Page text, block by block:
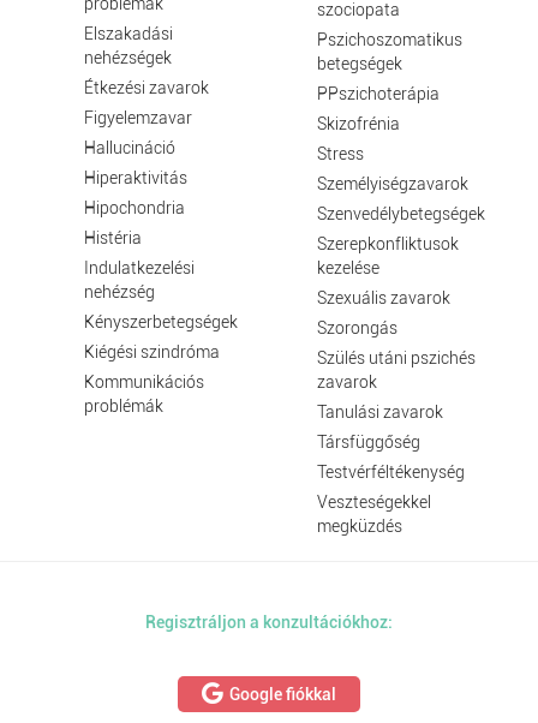
Elszakadási
nehézségek
Étkezési zavarok
Figyelemzavar
Hallucináció
Hiperaktivitás
Hipochondria
Histéria
Indulatkezelési
nehézség
Kényszerbetegségek
Kiégési szindróma
Kommunikációs
problémák
szociopata
Pszichoszomatikus
betegségek
PPszichoterápia
Skizofrénia
Stress
Személyiségzavarok
Szenvedélybetegségek
Szerepkonfliktusok
kezelése
Szexuális zavarok
Szorongás
Szülés utáni pszichés
zavarok
Tanulási zavarok
Társfüggőség
Testvérféltékenység
Veszteségekkel
megküzdés
Regisztráljon a konzultációkhoz:
Google fiókkal